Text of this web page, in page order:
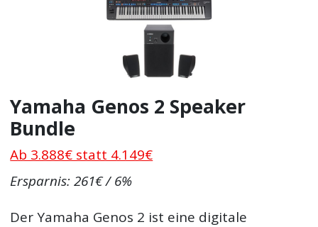
Yamaha Genos 2 Speaker
Bundle
Ab 3.888€ statt 4.149€
Ersparnis: 261€ / 6%
Der Yamaha Genos 2 ist eine digitale